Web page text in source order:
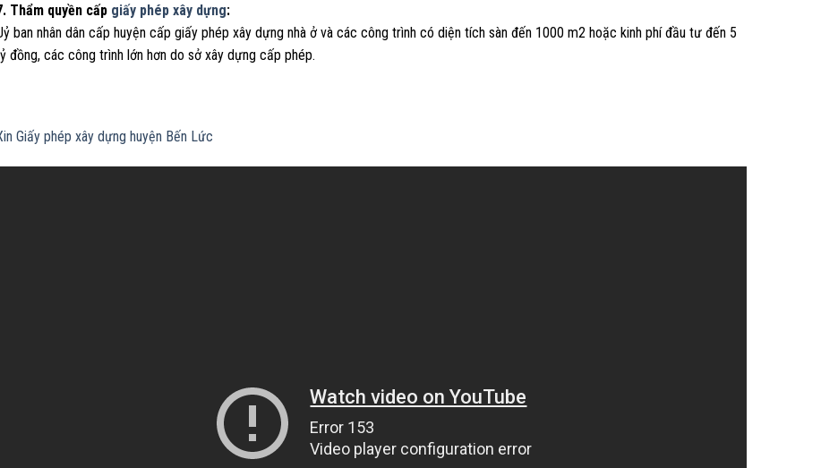
Thẩm quyền cấp giấy phép xây dựng:
ban nhân dân cấp huyện cấp giấy phép xây dựng nhà ở và các công trình có diện tích sàn đến 1000 m2 hoặc kinh phí đầu tư đến 5
đồng, các công trình lớn hơn do sở xây dựng cấp phép.
Giấy phép xây dựng huyện Bến Lức